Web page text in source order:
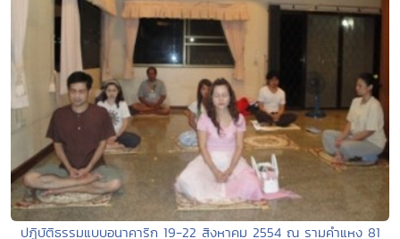
ปฏิบัติธรรมแบบอนาคาริก 19-22 สิงหาคม 2554 ณ รามคำแหง 81